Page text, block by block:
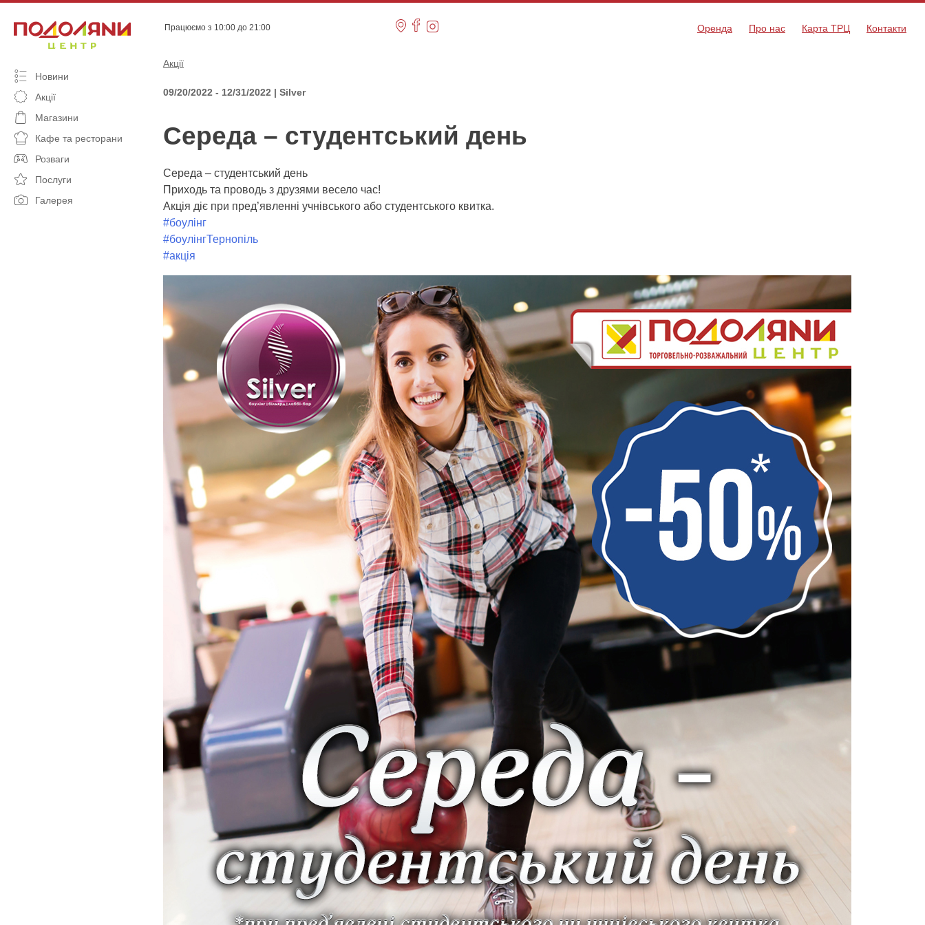
content
Працюємо з 10:00 до 21:00 Оренда Про нас Карта ТРЦ Контакти
Новини
Акції
Магазини
Кафе та ресторани
Розваги
Послуги
Галерея
Акції
09/20/2022 - 12/31/2022 | Silver
Середа – студентський день
Середа – студентський день
Приходь та проводь з друзями весело час!
Акція діє при пред’явленні учнівського або студентського квитка.
#боулінг
#боулінгТернопіль
#акція